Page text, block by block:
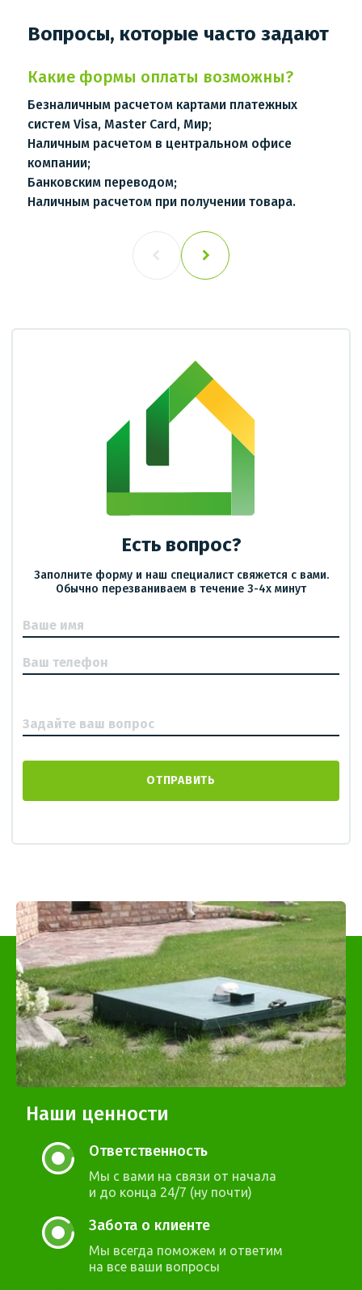
Вопросы, которые часто задают
Какие формы оплаты возможны?
Безналичным расчетом картами платежных
систем Visa, Master Card, Мир;
Наличным расчетом в центральном офисе
компании;
Банковским переводом;
Наличным расчетом при получении товара.
Есть вопрос?
Заполните форму и наш специалист свяжется с вами.
Обычно перезваниваем в течение 3-4х минут
ОТПРАВИТЬ
Наши ценности
Ответственность
Мы с вами на связи от начала
и до конца 24/7 (ну почти)
Забота о клиенте
Мы всегда поможем и ответим
на все ваши вопросы